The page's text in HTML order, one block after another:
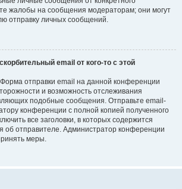
жалобы на сообщения модераторам; они могут
отправку личных сообщений.
email от кого-то с этой
отправки email на данной конференции
и возможность отслеживания
подобные сообщения. Отправьте email-
конференции с полной копией полученного
все заголовки, в которых содержится
об отправителе. Администратор конференции
меры.